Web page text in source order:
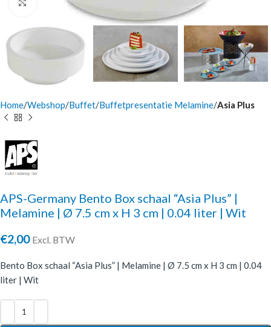
Click to enlarge
Home Webshop Buffet Buffetpresentatie Melamine Asia Plus
APS-Germany Bento Box schaal “Asia Plus” |
Melamine | Ø 7.5 cm x H 3 cm | 0.04 liter | Wit
€2,00 Excl. BTW
Bento Box schaal “Asia Plus” | Melamine | Ø 7.5 cm x H 3 cm | 0.04
liter | Wit